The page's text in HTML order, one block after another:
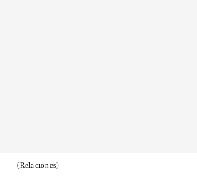
(Relaciones)